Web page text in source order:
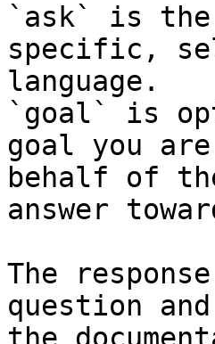
`ask` is the
specific,
language.
`goal` is
goal you
behalf of
answer
The
question